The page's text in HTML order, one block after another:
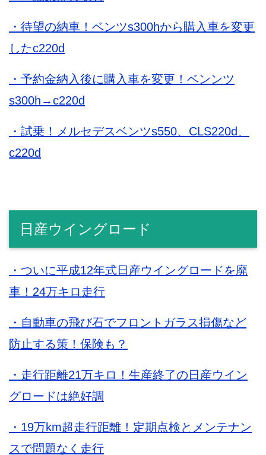
・待望の納車！ベンツs300hから購入車を変更
したc220d
・予約金納入後に購入車を変更！ベンンツ
s300h→c220d
・試乗！メルセデスベンツs550、CLS220d、
c220d
日産ウイングロード
・ついに平成12年式日産ウイングロードを廃
車！24万キロ走行
・自動車の飛び石でフロントガラス損傷など
防止する策！保険も？
・走行距離21万キロ！生産終了の日産ウイン
グロードは絶好調
・19万km超走行距離！定期点検とメンテナン
スで問題なく走行